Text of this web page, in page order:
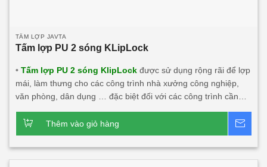
TẤM LỢP JAVTA
Tấm lợp PU 2 sóng KLipLock
•Tấm lợp PU 2 sóng KlipLockđược sử dụng rộng rãi để lợp
mái, làm thưng cho các công trình nhà xưởng công nghiệp,
văn phòng, dân dụng … đặc biệt đối với các công trình cần
âm, cách nhiệt lớn. Sản phẩm này rất phù hợp với các công
trình đối tác nước ngoài đầu tư tại Việt Nam và xuất khẩu. •
Để đáp ứng nhu cầu cần tấm dài vượt quá khả năng của vận
tải (lớn hơn 33m). Chúng tôi triển khai lắp đặt dây chuyền sản
Thêm vào giỏ hàng